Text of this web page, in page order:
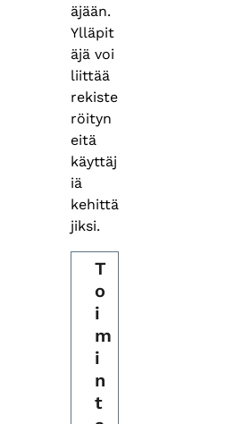
äjään.
Ylläpit
äjä voi
liittää
rekiste
röityn
eitä
käyttäj
iä
kehittä
jiksi.
T
o
i
m
i
n
t